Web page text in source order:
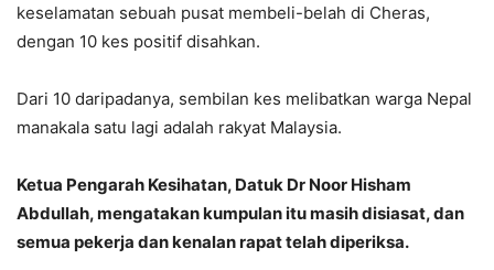
keselamatan sebuah pusat membeli-belah di Cheras,
dengan 10 kes positif disahkan.
Dari 10 daripadanya, sembilan kes melibatkan warga Nepal
manakala satu lagi adalah rakyat Malaysia.
Ketua Pengarah Kesihatan, Datuk Dr Noor Hisham
Abdullah, mengatakan kumpulan itu masih disiasat, dan
semua pekerja dan kenalan rapat telah diperiksa.